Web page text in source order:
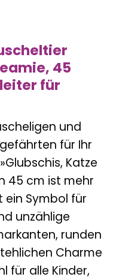
45
für
und
für Ihr
Katze
45 cm ist mehr
ein Symbol für
unzählige
runden
Charme
für alle Kinder,